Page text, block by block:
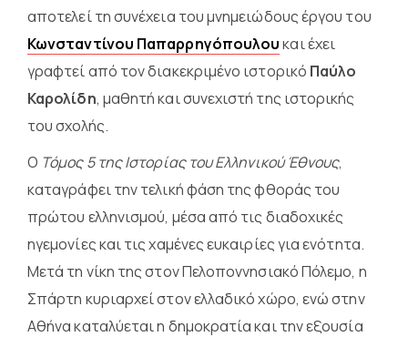
αποτελεί τη συνέχεια του μνημειώδους έργου του
Κωνσταντίνου Παπαρρηγόπουλουκαι έχει
γραφτεί από τον διακεκριμένο ιστορικό Παύλο
Καρολίδη, μαθητή και συνεχιστή της ιστορικής
του σχολής.
Ο Τόμος 5 της Ιστορίας του Ελληνικού Έθνους,
καταγράφει την τελική φάση της φθοράς του
πρώτου ελληνισμού, μέσα από τις διαδοχικές
ηγεμονίες και τις χαμένες ευκαιρίες για ενότητα.
Μετά τη νίκη της στον Πελοποννησιακό Πόλεμο, η
Σπάρτη κυριαρχεί στον ελλαδικό χώρο, ενώ στην
Αθήνα καταλύεται η δημοκρατία και την εξουσία